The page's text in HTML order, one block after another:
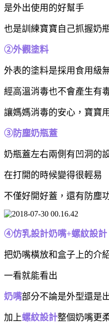
是外出使用的好幫手
也是訓練寶寶自己抓握奶
②外觀塗料
外表的塗料是採用食用級
經高溫消毒也不會產生有
讓媽媽消毒的安心，寶寶
③防塵奶瓶蓋
奶瓶蓋左右兩側有凹洞的
在打開的時候變得很輕易
不僅好開好蓋，還有防塵
④仿乳設計奶嘴+螺紋設計
把奶嘴橫放和盒子上的介
一看就能看出
奶嘴部分不論是外型還是
加上螺紋設計整個奶嘴更